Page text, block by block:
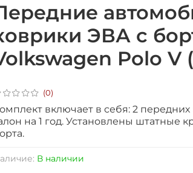
(0)
В наличии
ЭВА с
Polo V
включает в себя: 2
на 1 год. Установлены штатные